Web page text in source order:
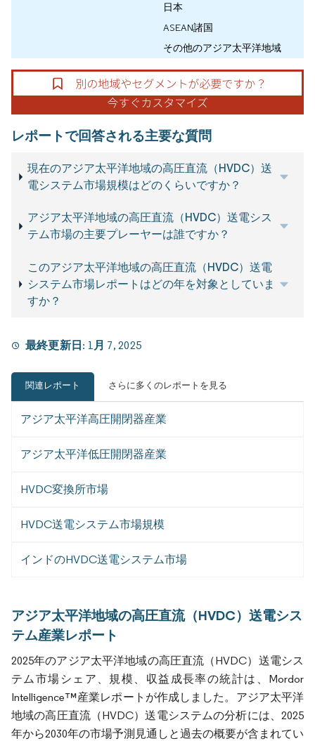
日本
ASEAN諸国
その他のアジア太平洋地域
レポートで回答される主要な質問
現在のアジア太平洋地域の高圧直流（HVDC）送
電システム市場規模はどのくらいですか？
アジア太平洋地域の高圧直流（HVDC）送電シス
テム市場の主要プレーヤーは誰ですか？
このアジア太平洋地域の高圧直流（HVDC）送電
システム市場レポートはどの年を対象としていま
すか？
最終更新日: 1月 7, 2025
関連レポート さらに多くのレポートを見る
アジア太平洋高圧開閉器産業
アジア太平洋低圧開閉器産業
HVDC変換所市場
HVDC送電システム市場規模
インドのHVDC送電システム市場
アジア太平洋地域の高圧直流（HVDC）送電シス
テム産業レポート
2025年のアジア太平洋地域の高圧直流（HVDC）送電シス
テム市場シェア、規模、収益成長率の統計は、Mordor
Intelligence™産業レポートが作成しました。アジア太平洋
地域の高圧直流（HVDC）送電システムの分析には、2025
年から2030年の市場予測見通しと過去の概要が含まれてい